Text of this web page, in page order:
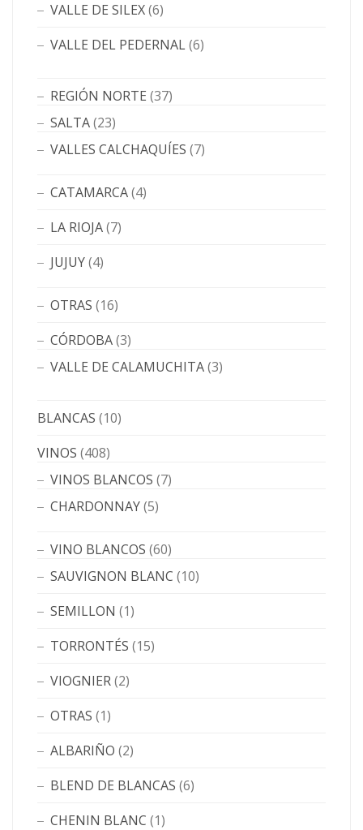
VALLE DE SILEX(6)
VALLE DEL PEDERNAL(6)
REGIÓN NORTE (37)
SALTA(23)
VALLES CALCHAQUÍES (7)
CATAMARCA(4)
LA RIOJA(7)
JUJUY(4)
OTRAS (16)
CÓRDOBA(3)
VALLE DE CALAMUCHITA(3)
BLANCAS (10)
VINOS (408)
VINOS BLANCOS (7)
CHARDONNAY(5)
VINO BLANCOS (60)
SAUVIGNON BLANC (10)
SEMILLON (1)
TORRONTÉS (15)
VIOGNIER(2)
OTRAS (1)
ALBARIÑO (2)
BLEND DE BLANCAS (6)
CHENIN BLANC (1)